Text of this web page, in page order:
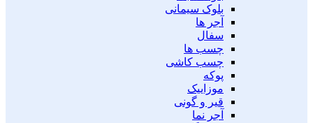
بلوک سیمانی
آجر ها
سفال
چسب ها
چسب کاشی
پوکه
موزاییک
قیر و گونی
آجر نما